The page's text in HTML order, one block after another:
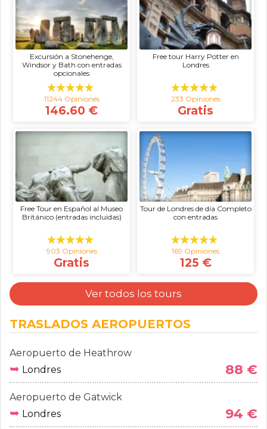
Excursión a Stonehenge,
Windsor y Bath con entradas
opcionales
11244 Opiniones
146.60 €
Free tour Harry Potter en
Londres
233 Opiniones
Gratis
Free Tour en Español al Museo
Británico (entradas incluidas)
903 Opiniones
Gratis
Tour de Londres de día Completo
con entradas
169 Opiniones
125 €
Ver todos los tours
TRASLADOS AEROPUERTOS
Aeropuerto de Heathrow
➥ Londres 88 €
Aeropuerto de Gatwick
➥ Londres 94 €